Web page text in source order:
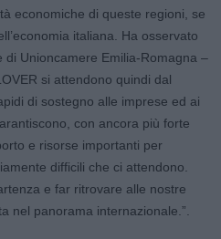
economiche di queste regioni, se
italiana. Ha osservato
di Unioncamere Emilia-Romagna –
si attendono quindi dal
di sostegno alle imprese ed ai
con ancora più forte
e risorse importanti per
difficili che ci attendono.
e far ritrovare alle nostre
nel panorama internazionale.”.